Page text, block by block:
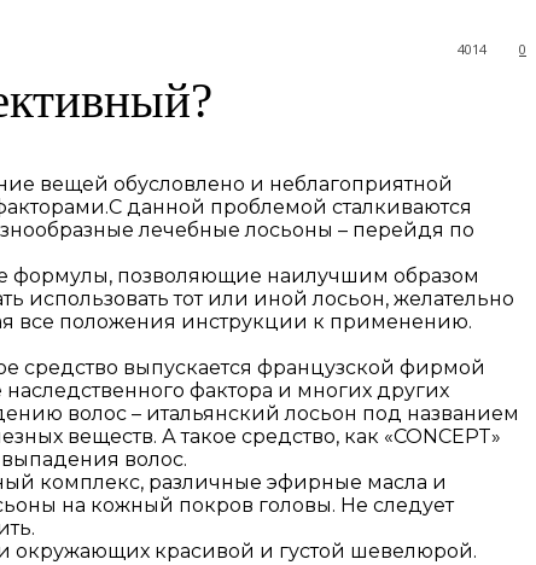
0
4014
вещей обусловлено и неблагоприятной
С данной проблемой сталкиваются
лечебные лосьоны – перейдя по
формулы, позволяющие наилучшим образом
использовать тот или иной лосьон, желательно
все положения инструкции к применению.
средство выпускается французской фирмой
фактора и многих других
волос – итальянский лосьон под названием
веществ. А такое средство, как «CONCEPT»
волос.
комплекс, различные эфирные масла и
на кожный покров головы. Не следует
окружающих красивой и густой шевелюрой.